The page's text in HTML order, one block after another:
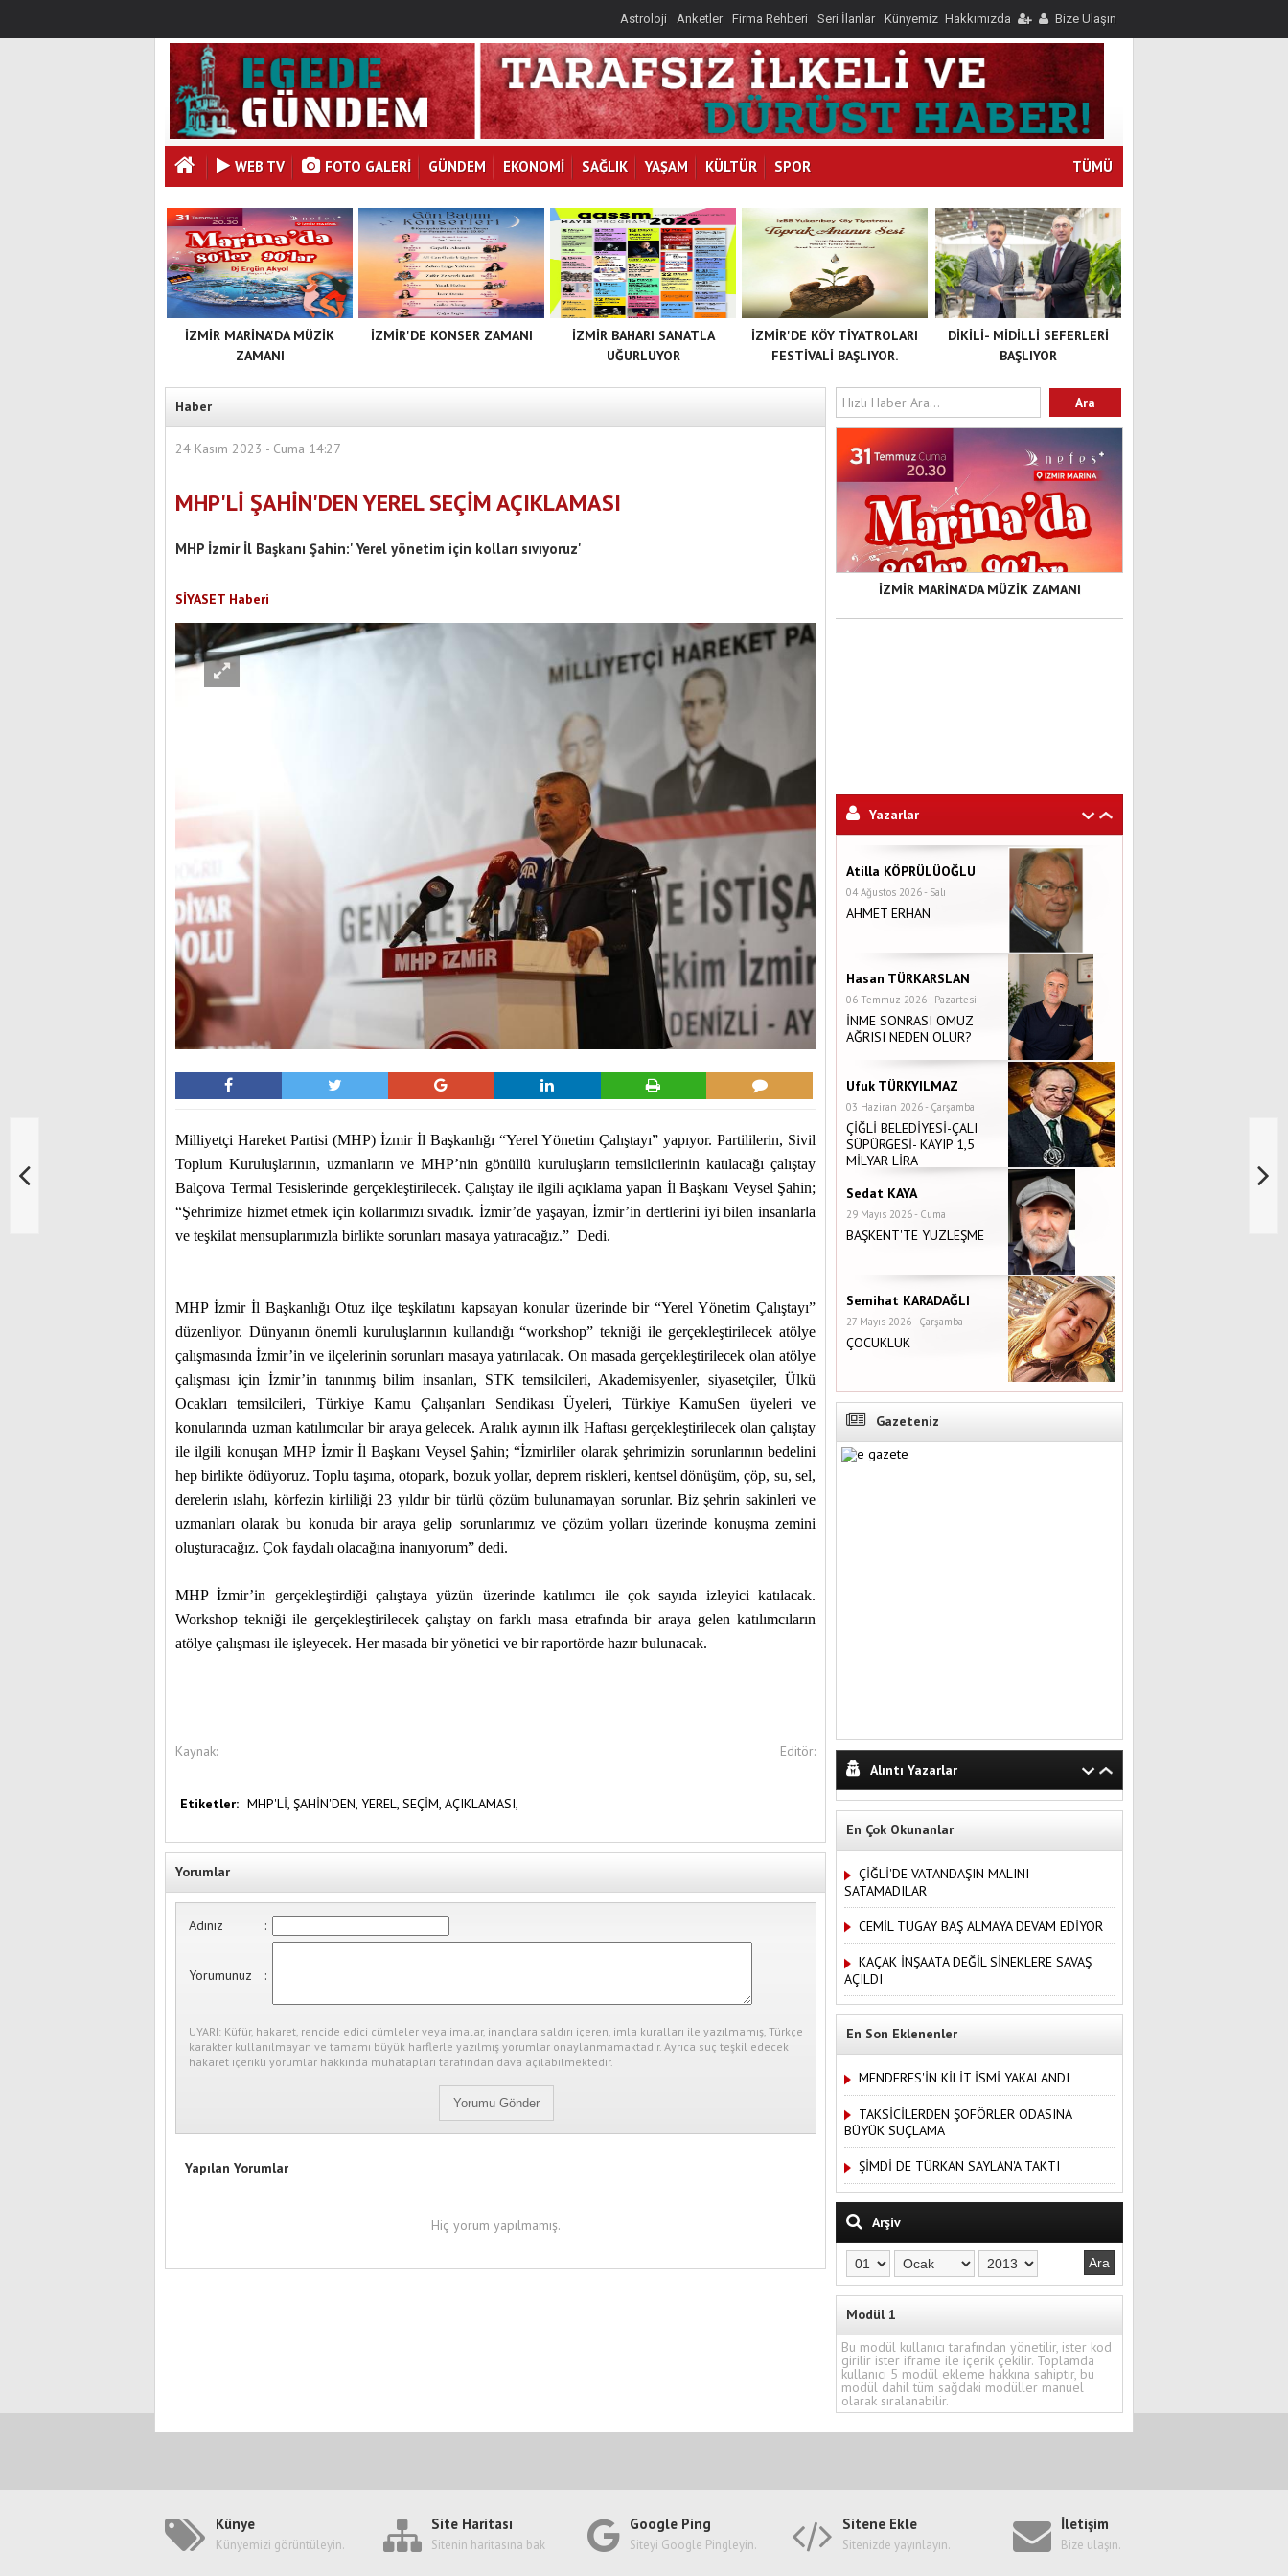
Astroloji Anketler Firma Rehberi Seri İlanlar Künyemiz Hakkımızda Bize Ulaşın
WEB TV FOTO GALERI GÜNDEM EKONOMİ SAĞLIK YAŞAM KÜLTÜR SPOR TÜMÜ
İZMİR MARİNA'DA MÜZİK
ZAMANI
İZMİR'DE KONSER ZAMANI
İZMİR BAHARI SANATLA
UĞURLUYOR
DİKİLİ- MİDİLLİ SEFERLERİ
BAŞLIYOR
İZMİR'DE KÖY TİYATROLARI
FESTİVALİ BAŞLIYOR.
Haber
24 Kasım 2023 - Cuma 14:27
MHP'Lİ ŞAHİN'DEN YEREL SEÇİM AÇIKLAMASI
MHP İzmir İl Başkanı Şahin:' Yerel yönetim için kolları sıvıyoruz'
SİYASET Haberi
Milliyetçi Hareket Partisi (MHP) İzmir İl Başkanlığı “Yerel Yönetim Çalıştayı” yapıyor. Partililerin, Sivil
Toplum Kuruluşlarının, uzmanların ve MHP’nin gönüllü kuruluşların temsilcilerinin katılacağı çalıştay
Balçova Termal Tesislerinde gerçekleştirilecek. Çalıştay ile ilgili açıklama yapan İl Başkanı Veysel Şahin;
“Şehrimize hizmet etmek için kollarımızı sıvadık. İzmir’de yaşayan, İzmir’in dertlerini iyi bilen insanlarla
ve teşkilat mensuplarımızla birlikte sorunları masaya yatıracağız.” Dedi.
MHP İzmir İl Başkanlığı Otuz ilçe teşkilatını kapsayan konular üzerinde bir “Yerel Yönetim Çalıştayı”
düzenliyor. Dünyanın önemli kuruluşlarının kullandığı “workshop” tekniği ile gerçekleştirilecek atölye
çalışmasında İzmir’in ve ilçelerinin sorunları masaya yatırılacak. On masada gerçekleştirilecek olan atölye
çalışması için İzmir’in tanınmış bilim insanları, STK temsilcileri, Akademisyenler, siyasetçiler, Ülkü
Ocakları temsilcileri, Türkiye Kamu Çalışanları Sendikası Üyeleri, Türkiye KamuSen üyeleri ve
konularında uzman katılımcılar bir araya gelecek. Aralık ayının ilk Haftası gerçekleştirilecek olan çalıştay
ile ilgili konuşan MHP İzmir İl Başkanı Veysel Şahin; “İzmirliler olarak şehrimizin sorunlarının bedelini
hep birlikte ödüyoruz. Toplu taşıma, otopark, bozuk yollar, deprem riskleri, kentsel dönüşüm, çöp, su, sel,
derelerin ıslahı, körfezin kirliliği 23 yıldır bir türlü çözüm bulunamayan sorunlar. Biz şehrin sakinleri ve
uzmanları olarak bu konuda bir araya gelip sorunlarımız ve çözüm yolları üzerinde konuşma zemini
oluşturacağız. Çok faydalı olacağına inanıyorum” dedi.
MHP İzmir’in gerçekleştirdiği çalıştaya yüzün üzerinde katılımcı ile çok sayıda izleyici katılacak.
Workshop tekniği ile gerçekleştirilecek çalıştay on farklı masa etrafında bir araya gelen katılımcıların
atölye çalışması ile işleyecek. Her masada bir yönetici ve bir raportörde hazır bulunacak.
Kaynak: Editör:
Etiketler: MHP'Lİ, ŞAHİN'DEN, YEREL, SEÇİM, AÇIKLAMASI,
Yorumlar
Adınız :
Yorumunuz :
UYARI: Küfür, hakaret, rencide edici cümleler veya imalar, inançlara saldırı içeren, imla kuralları ile yazılmamış, Türkçe
karakter kullanılmayan ve tamamı büyük harflerle yazılmış yorumlar onaylanmamaktadır. Ayrıca suç teşkil edecek
hakaret içerikli yorumlar hakkında muhatapları tarafından dava açılabilmektedir.
Yapılan Yorumlar
Hiç yorum yapılmamış.
İZMİR MARİNA'DA MÜZİK ZAMANI
Yazarlar
Atilla KÖPRÜLÜOĞLU
04 Ağustos 2026 - Salı
AHMET ERHAN
Hasan TÜRKARSLAN
06 Temmuz 2026 - Pazartesi
İNME SONRASI OMUZ
AĞRISI NEDEN OLUR?
Ufuk TÜRKYILMAZ
03 Haziran 2026 - Çarşamba
ÇİĞLİ BELEDİYESİ-ÇALI
SÜPÜRGESİ- KAYIP 1,5
MİLYAR LİRA
Sedat KAYA
29 Mayıs 2026 - Cuma
BAŞKENT'TE YÜZLEŞME
Semihat KARADAĞLI
27 Mayıs 2026 - Çarşamba
ÇOCUKLUK
Gazeteniz
Alıntı Yazarlar
En Çok Okunanlar
ÇİĞLİ'DE VATANDAŞIN MALINI
SATAMADILAR
CEMİL TUGAY BAŞ ALMAYA DEVAM EDİYOR
KAÇAK İNŞAATA DEĞİL SİNEKLERE SAVAŞ
AÇILDI
En Son Eklenenler
MENDERES'İN KİLİT İSMİ YAKALANDI
TAKSİCİLERDEN ŞOFÖRLER ODASINA
BÜYÜK SUÇLAMA
ŞİMDİ DE TÜRKAN SAYLAN'A TAKTI
Arşiv
Modül 1
Bu modül kullanıcı tarafından yönetilir, ister kod
girilir ister iframe ile içerik çekilir. Toplamda
kullanıcı 5 modül ekleme hakkına sahiptir, bu
modül dahil tüm sağdaki modüller manuel
olarak sıralanabilir.
Künye
Künyemizi görüntüleyin.
Site Haritası
Sitenin haritasına bak
Google Ping
Siteyi Google Pingleyin.
Sitene Ekle
Sitenizde yayınlayın.
İletişim
Bize ulaşın.